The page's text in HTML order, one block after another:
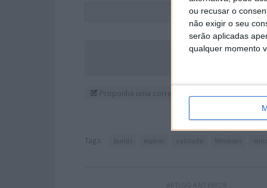
ou recusar o
não exigir o seu
serão aplicadas
qualquer momento
Acompanhe o
Proponha uma correção, faça uma sugestão
Tags: